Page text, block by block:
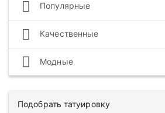
Популярные
Качественные
Модные
Подобрать татуировку